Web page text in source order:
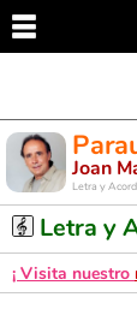
Joan
Letra y
Letra y
¡ Visita nuestro